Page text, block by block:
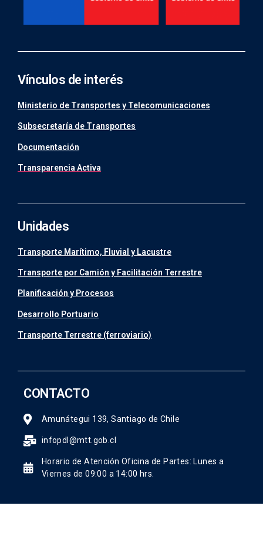
Vínculos de interés
Ministerio de Transportes y Telecomunicaciones
Subsecretaría de Transportes
Documentación
Transparencia Activa
Unidades
Transporte Marítimo, Fluvial y Lacustre
Transporte por Camión y Facilitación Terrestre
Planificación y Procesos
Desarrollo Portuario
Transporte Terrestre (ferroviario)
CONTACTO
Amunátegui 139, Santiago de Chile
infopdl@mtt.gob.cl
Horario de Atención Oficina de Partes: Lunes a
Viernes de 09:00 a 14:00 hrs.